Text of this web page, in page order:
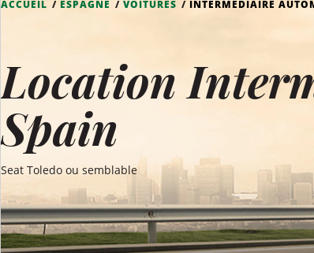
ACCUEIL ESPAGNE VOITURES INTERMÉDIAIRE
Location
Spain
Seat Toledo ou semblable